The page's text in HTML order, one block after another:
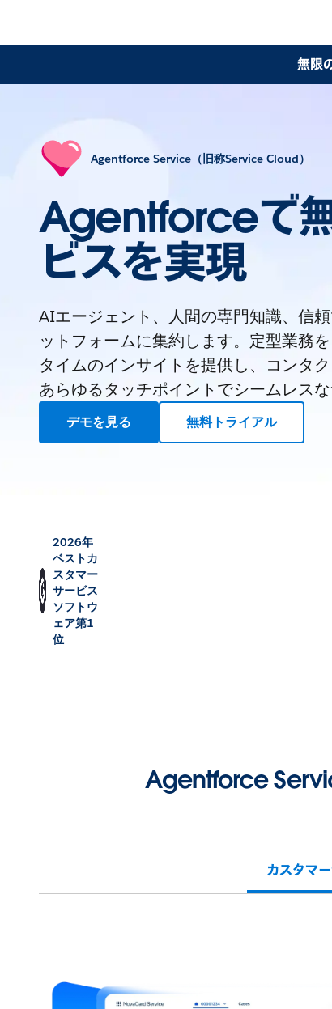
無限
Agentforce Service（旧称Service Cloud）
Agentforceで
ビスを実現
AIエージェント、人間の専門知識、信
ットフォームに集約します。定型業務
タイムのインサイトを提供し、コンタ
あらゆるタッチポイントでシームレスな
デモを見る 無料トライアル
2026年
ベストカ
スタマー
サービス
ソフトウ
ェア第1
位
Agentforce
カスタマ